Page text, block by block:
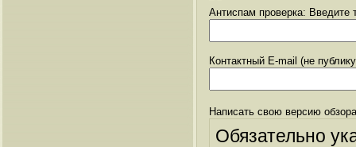
Антиспам проверка: Введите
Контактный E-mail (не
Написать свою версию
Обязательно